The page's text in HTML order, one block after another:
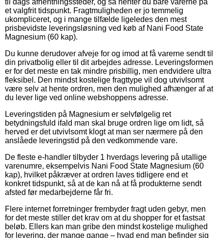
et valgfrit tidspunkt. Fragtmuligheden er jo temmelig
ukompliceret, og i mange tilfælde ligeledes den mest
prisbevidste leveringsløsning ved køb af Nani Food State
Magnesium (60 kap).
Du kunne derudover afveje for og imod at få varerne sendt til
din privatbolig eller til dit arbejdes adresse. Leveringsformen
er for det meste en tak mindre prisbillig, men endvidere ultra
fleksibel. Den mindst kostelige fragttype vil dog utvivlsomt
være selv at hente ordren, men den mulighed afhænger af at
du lever lige ved online webshoppens adresse.
Leveringstiden på Magnesium er selvfølgelig ret
betydningsfuld ifald man skal bruge ordren lige om lidt, så
herved er det utvivlsomt klogt at man ser nærmere på den
anslåede leveringstid på den vedkommende vare.
De fleste e-handler tilbyder 1 hverdags levering på utallige
varenumre, eksempelvis Nani Food State Magnesium (60
kap), hvilket påkræver at ordren laves tidligere end et
konkret tidspunkt, så at de kan nå at få produkterne sendt
afsted før medarbejderne får fri.
Flere internet forretninger frembyder fragt uden gebyr, men
for det meste stiller det krav om at du shopper for et fastsat
beløb. Ellers kan man gribe den mindst kostelige mulighed
for levering, der mange gange – hvad end man befinder sig